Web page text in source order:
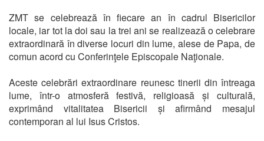
ZMT se celebrează în fiecare an în cadrul Bisericilor
locale, iar tot la doi sau la trei ani se realizează o celebrare
extraordinară în diverse locuri din lume, alese de Papa, de
comun acord cu Conferinţele Episcopale Naţionale.
Aceste celebrări extraordinare reunesc tinerii din întreaga
lume, într-o atmosferă festivă, religioasă și culturală,
exprimând vitalitatea Bisericii și afirmând mesajul
contemporan al lui Isus Cristos.